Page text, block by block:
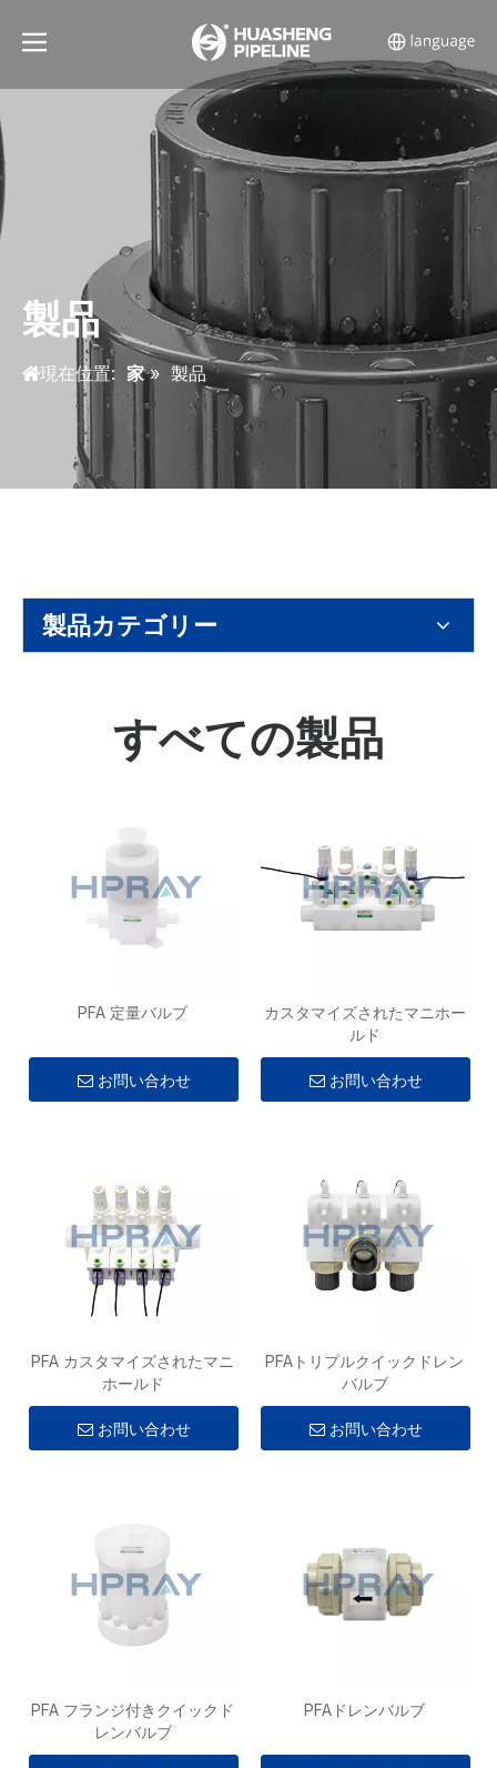
製品
現在位置: 家 » 製品
製品カテゴリー
すべての製品
PFA 定量バルブ
お問い合わせ
カスタマイズされたマニホー
ルド
お問い合わせ
PFA カスタマイズされたマニ
ホールド
お問い合わせ
PFAトリプルクイックドレン
バルブ
お問い合わせ
PFA フランジ付きクイックド
レンバルブ
PFAドレンバルブ